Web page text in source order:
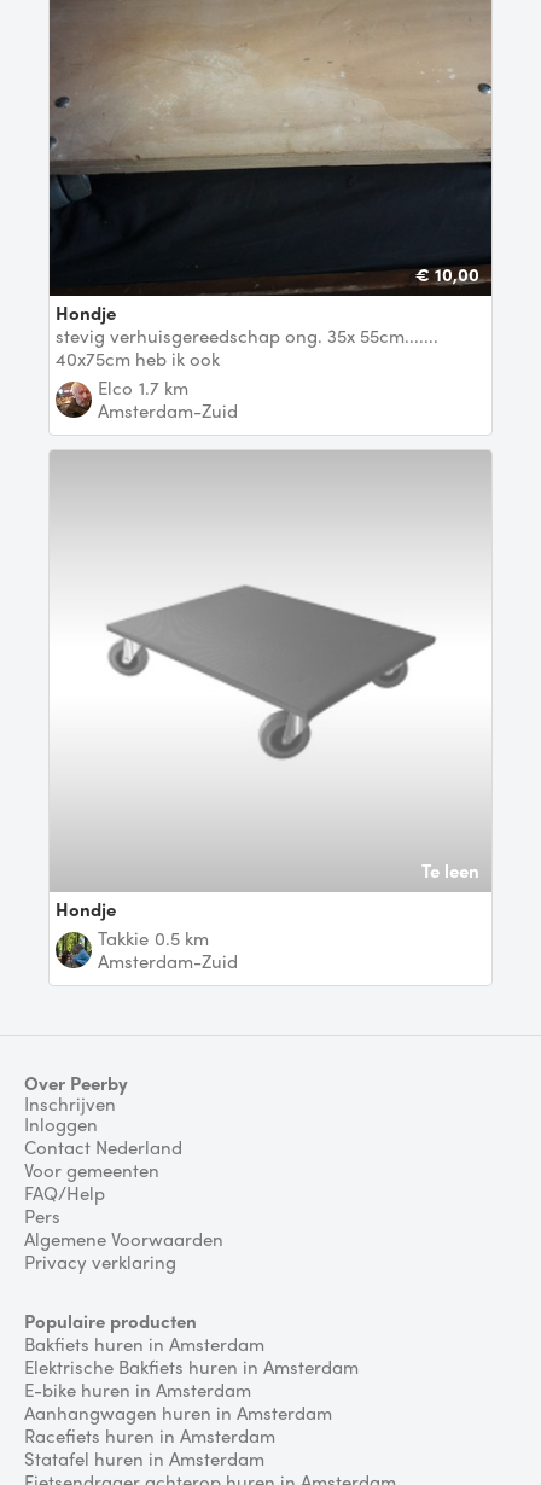
€ 10,00
Hondje
stevig verhuisgereedschap ong. 35x 55cm.......
40x75cm heb ik ook
Elco 1.7 km
Amsterdam-Zuid
Te leen
Hondje
Takkie 0.5 km
Amsterdam-Zuid
Over Peerby
Inschrijven
Inloggen
Contact Nederland
Voor gemeenten
FAQ/Help
Pers
Algemene Voorwaarden
Privacy verklaring
Populaire producten
Bakfiets huren in Amsterdam
Elektrische Bakfiets huren in Amsterdam
E-bike huren in Amsterdam
Aanhangwagen huren in Amsterdam
Racefiets huren in Amsterdam
Statafel huren in Amsterdam